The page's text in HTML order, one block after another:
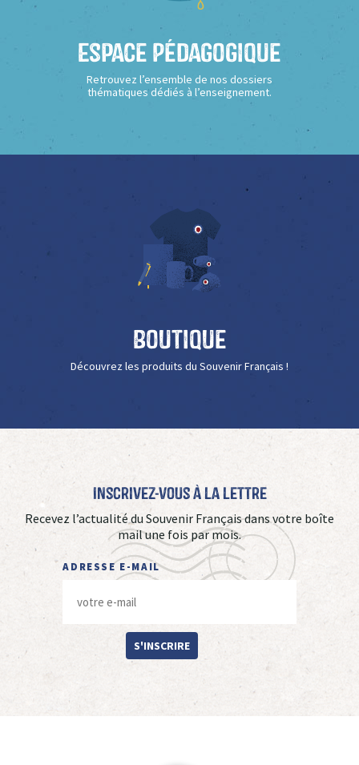
Espace Pédagogique
Retrouvez l’ensemble de nos dossiers
thématiques dédiés à l’enseignement.
Boutique
Découvrez les produits du Souvenir Français !
Inscrivez-vous à La Lettre
Recevez l’actualité du Souvenir Français dans votre boîte
mail une fois par mois.
ADRESSE E-MAIL
S'INSCRIRE